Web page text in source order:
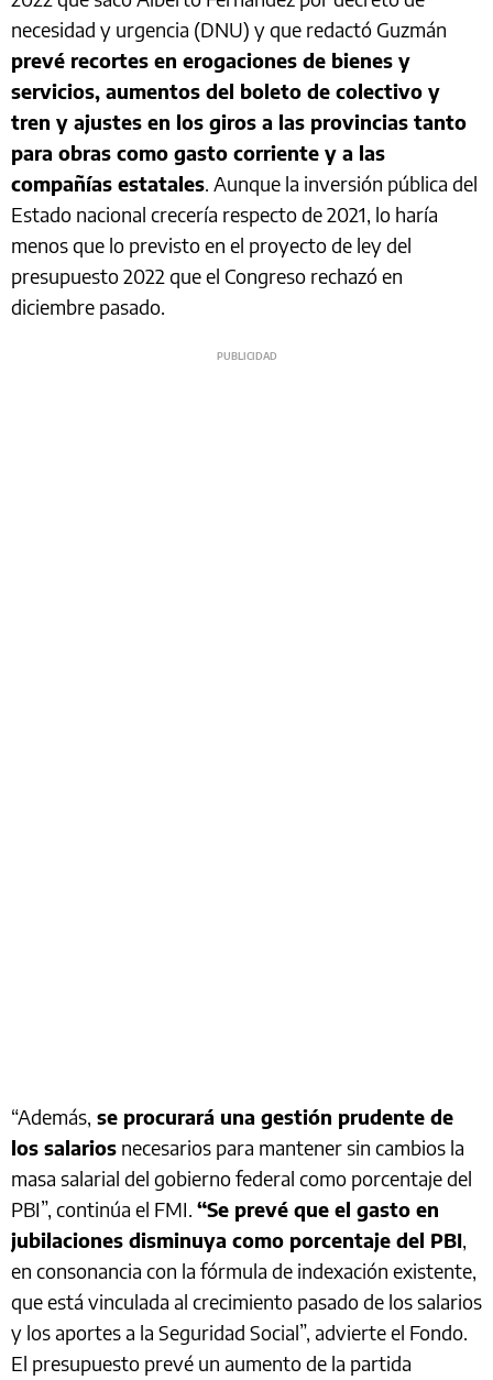
necesidad y urgencia (DNU) y que redactó Guzmán
prevé recortes en erogaciones de bienes y
servicios, aumentos del boleto de colectivo y
tren y ajustes en los giros a las provincias tanto
para obras como gasto corriente y a las
compañías estatales. Aunque la inversión pública del
Estado nacional crecería respecto de 2021, lo haría
menos que lo previsto en el proyecto de ley del
presupuesto 2022 que el Congreso rechazó en
diciembre pasado.
“Además, se procurará una gestión prudente de
los salarios necesarios para mantener sin cambios la
masa salarial del gobierno federal como porcentaje del
PBI”, continúa el FMI. “Se prevé que el gasto en
jubilaciones disminuya como porcentaje del PBI,
en consonancia con la fórmula de indexación existente,
que está vinculada al crecimiento pasado de los salarios
y los aportes a la Seguridad Social”, advierte el Fondo.
El presupuesto prevé un aumento de la partida